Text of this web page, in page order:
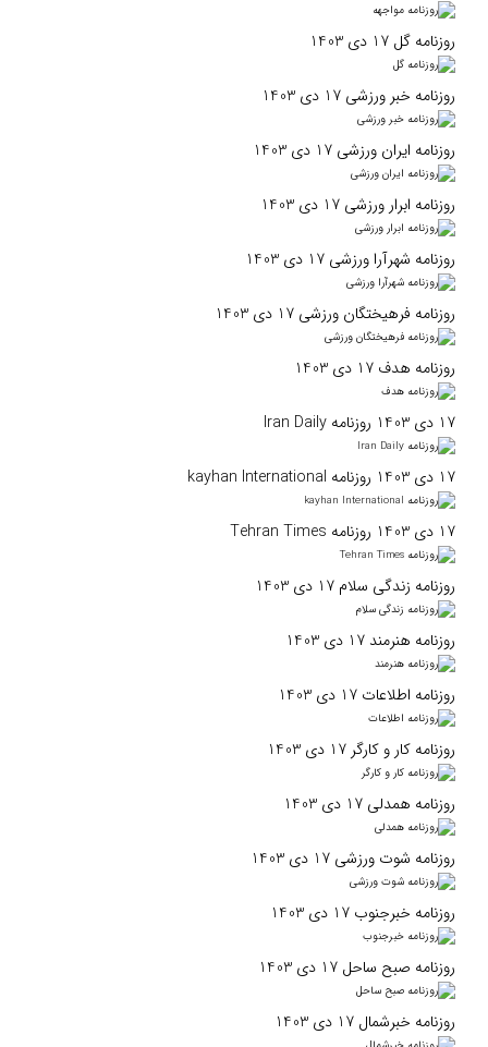
روزنامه گل 17 دی 1403
روزنامه خبر ورزشی 17 دی 1403
روزنامه ایران ورزشی 17 دی 1403
روزنامه ابرار ورزشی 17 دی 1403
روزنامه شهرآرا ورزشی 17 دی 1403
روزنامه فرهیختگان ورزشی 17 دی 1403
روزنامه هدف 17 دی 1403
17 دی 1403 روزنامه Iran Daily
17 دی 1403 روزنامه kayhan International
17 دی 1403 روزنامه Tehran Times
روزنامه زندگی سلام 17 دی 1403
روزنامه هنرمند 17 دی 1403
روزنامه اطلاعات 17 دی 1403
روزنامه کار و کارگر 17 دی 1403
روزنامه همدلی 17 دی 1403
روزنامه شوت ورزشی 17 دی 1403
روزنامه خبرجنوب 17 دی 1403
روزنامه صبح ساحل 17 دی 1403
روزنامه خبرشمال 17 دی 1403